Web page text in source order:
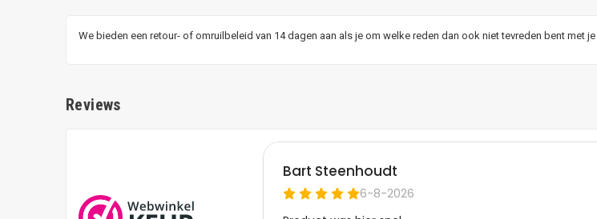
We bieden een retour- of omruilbeleid van 14 dagen aan als je om welke reden dan ook niet tevreden bent met
Reviews